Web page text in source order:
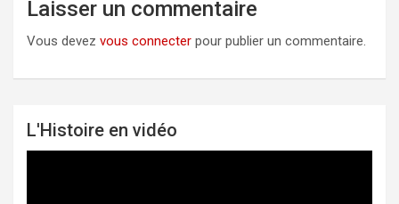
Laisser un commentaire
Vous devez vous connecter pour publier un commentaire.
L'Histoire en vidéo